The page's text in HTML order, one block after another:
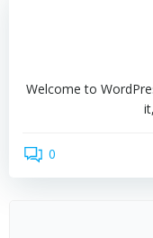
Welcome to
0